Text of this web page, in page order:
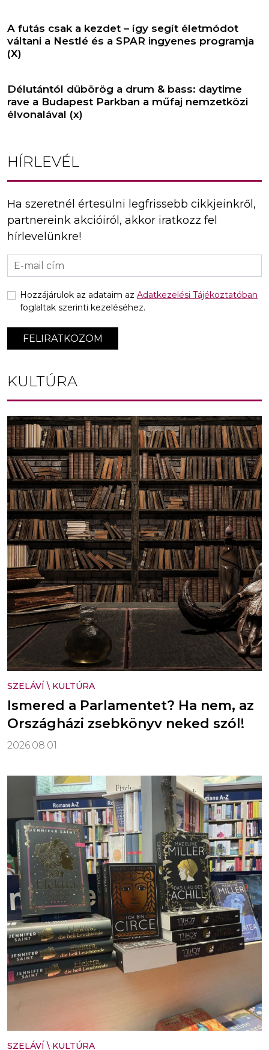
A futás csak a kezdet – így segít életmódot
váltani a Nestlé és a SPAR ingyenes programja
(X)
Délutántól dübörög a drum & bass: daytime
rave a Budapest Parkban a műfaj nemzetközi
élvonalával (x)
HÍRLEVÉL
Ha szeretnél értesülni legfrissebb cikkjeinkről,
partnereink akcióiról, akkor iratkozz fel
hírlevelünkre!
FELIRATKOZOM
Hozzájárulok az adataim az Adatkezelési Tájékoztatóban
foglaltak szerinti kezeléséhez.
KULTÚRA
SZELÁVÍ \ KULTÚRA
Ismered a Parlamentet? Ha nem, az
Országházi zsebkönyv neked szól!
2026.08.01.
SZELÁVÍ \ KULTÚRA